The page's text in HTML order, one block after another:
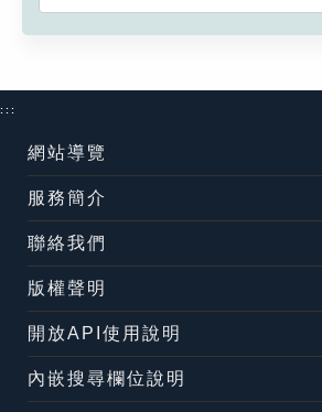
:::
網站導覽
服務簡介
聯絡我們
版權聲明
開放API使用說明
內嵌搜尋欄位說明